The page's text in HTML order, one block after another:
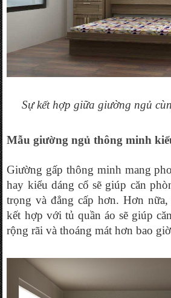
Sự kết hợp giữa giường ngủ
Mẫu giường ngủ thông minh
Giường gấp thông minh mang
hay kiểu dáng cổ sẽ giúp căn
trọng và đẳng cấp hơn. Hơn
kết hợp với tủ quần áo sẽ giúp
rộng rãi và thoáng mát hơn bao